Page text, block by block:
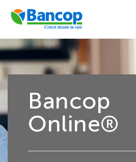
Bancop
Online®